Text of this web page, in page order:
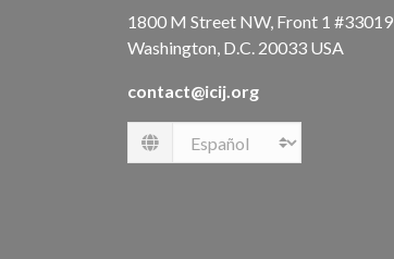
1800 M Street NW, Front 1 #33019
Washington, D.C. 20033 USA
contact@icij.org
Language